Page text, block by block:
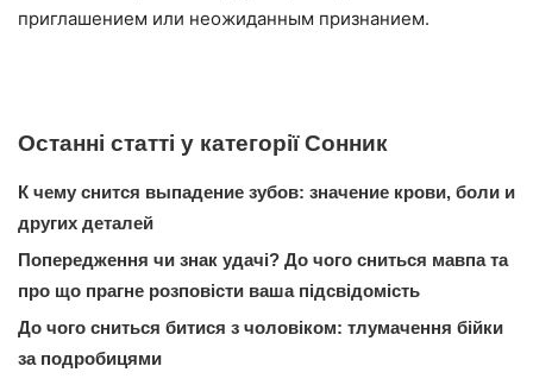
приглашением или неожиданным признанием.
Останні статті у категорії Сонник
К чему снится выпадение зубов: значение крови, боли и
других деталей
Попередження чи знак удачі? До чого сниться мавпа та
про що прагне розповісти ваша підсвідомість
До чого сниться битися з чоловіком: тлумачення бійки
за подробицями